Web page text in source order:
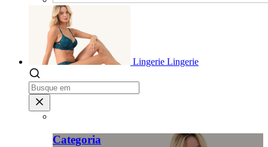
Lingerie Lingerie
Categoria